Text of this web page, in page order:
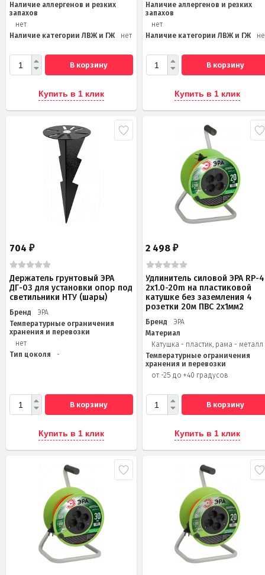
Наличие аллергенов и резких
запахов
нет
Наличие категории ЛВЖ и ГЖ
нет
В корзину
Купить в 1 клик
Наличие аллергенов и резких
запахов
нет
Наличие категории ЛВЖ и ГЖ
В корзину
Купить в 1 клик
704 ₽
Держатель грунтовый ЭРА
ДГ-03 для установки опор под
светильники НТУ (шары)
Бренд
ЭРА
Температурные ограничения
хранения и перевозки
нет
Тип цоколя
-
В корзину
Купить в 1 клик
2 498₽
Удлинитель силовой ЭРА RP-
2x1.0-20m на пластиковой
катушке без заземления 4
розетки 20м ПВС 2х1мм2
Бренд
ЭРА
Материал
Катушка - пластик, рама - металл
Температурные ограничения
хранения и перевозки
от -25 до +40 градусов
В корзину
Купить в 1 клик